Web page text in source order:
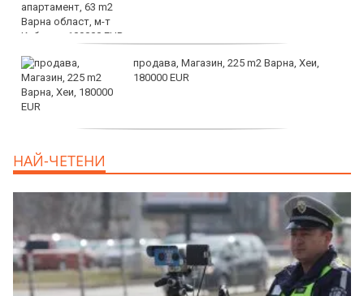
продава, Магазин, 225 m2 Варна, Хеи,
180000 EUR
НАЙ-ЧЕТЕНИ